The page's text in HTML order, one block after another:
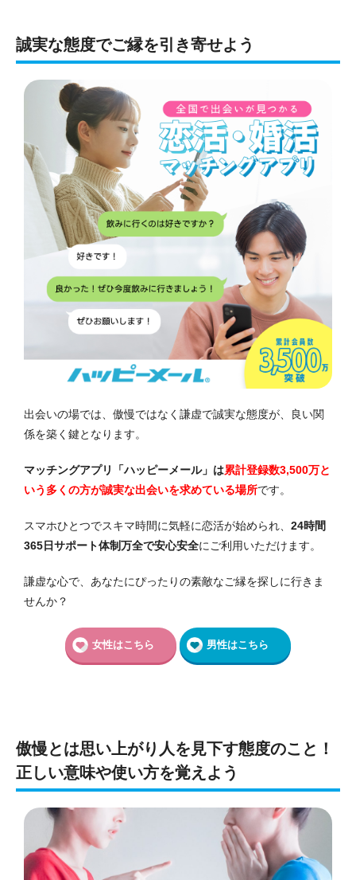
誠実な態度でご縁を引き寄せよう
出会いの場では、傲慢ではなく謙虚で誠実な態度が、良い関
係を築く鍵となります。
マッチングアプリ「ハッピーメール」は累計登録数3,500万と
いう多くの方が誠実な出会いを求めている場所です。
スマホひとつでスキマ時間に気軽に恋活が始められ、 24時間
365日サポート体制万全で安心安全にご利用いただけます。
謙虚な心で、あなたにぴったりの素敵なご縁を探しに行きま
せんか？
女性はこちら 男性はこちら
傲慢とは思い上がり人を見下す態度のこと！
正しい意味や使い方を覚えよう